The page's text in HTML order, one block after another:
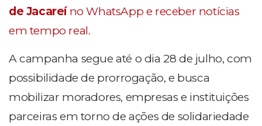
de Jacareíno WhatsApp e receber notícias
em tempo real.
A campanha segue até o dia 28 de julho, com
possibilidade de prorrogação, e busca
mobilizar moradores, empresas e instituições
parceiras em torno de ações de solidariedade